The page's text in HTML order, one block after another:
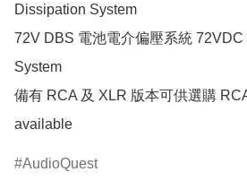
Dissipation System
72V DBS 電池電介偏壓系統
System
備有 RCA 及 XLR 版本可供選購
available
AudioQuest